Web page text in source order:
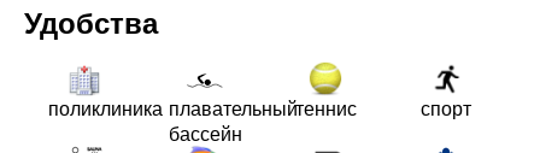
Удобства
поликлиника плавательный
бассейн
теннис спорт